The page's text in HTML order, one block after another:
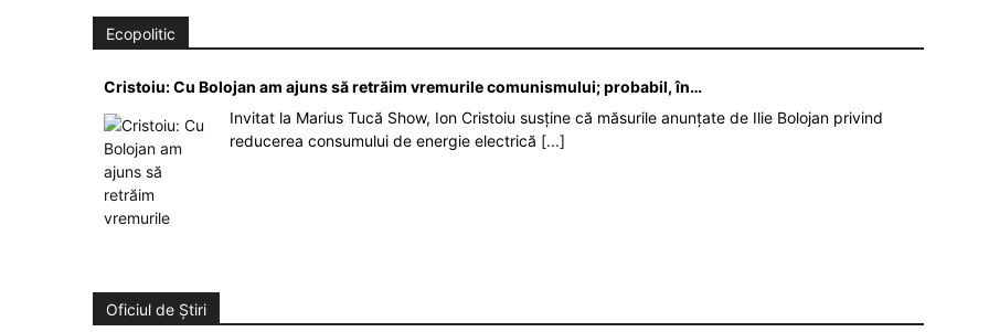
Ecopolitic
Cristoiu: Cu Bolojan am ajuns să retrăim vremurile comunismului; probabil, în…
Invitat la Marius Tucă Show, Ion Cristoiu susține că măsurile anunțate de Ilie Bolojan privind
reducerea consumului de energie electrică [...]
Oficiul de Știri